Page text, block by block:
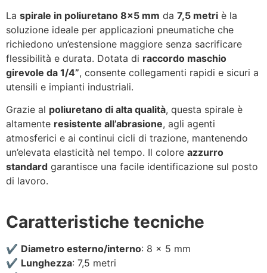
La spirale in poliuretano 8×5 mm da 7,5 metri è la
soluzione ideale per applicazioni pneumatiche che
richiedono un’estensione maggiore senza sacrificare
flessibilità e durata. Dotata di raccordo maschio
girevole da 1/4”, consente collegamenti rapidi e sicuri a
utensili e impianti industriali.
Grazie al poliuretano di alta qualità, questa spirale è
altamente resistente all’abrasione, agli agenti
atmosferici e ai continui cicli di trazione, mantenendo
un’elevata elasticità nel tempo. Il colore azzurro
standard garantisce una facile identificazione sul posto
di lavoro.
Caratteristiche tecniche
✔️ Diametro esterno/interno: 8 x 5 mm
✔️ Lunghezza: 7,5 metri